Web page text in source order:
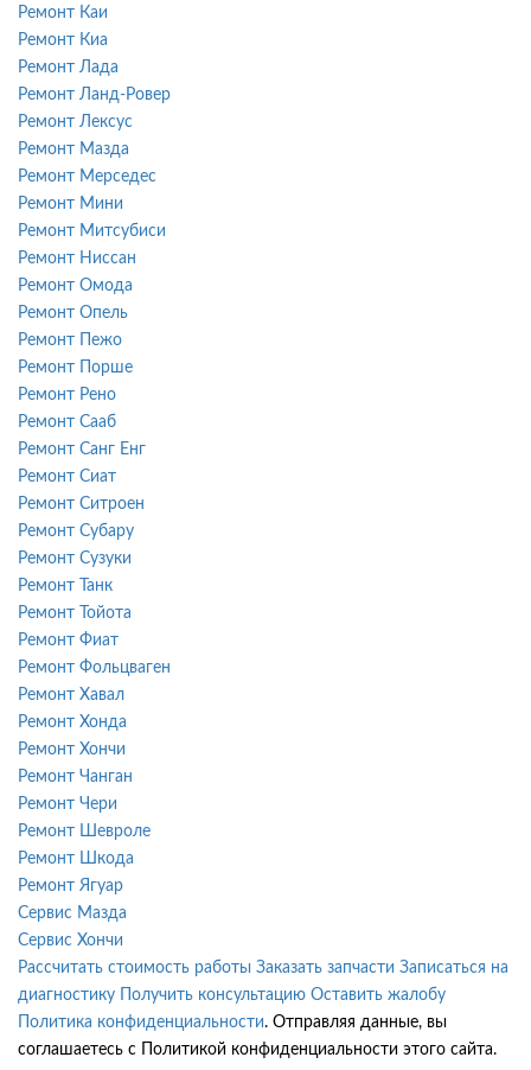
Ремонт Каи
Ремонт Киа
Ремонт Лада
Ремонт Ланд-Ровер
Ремонт Лексус
Ремонт Мазда
Ремонт Мерседес
Ремонт Мини
Ремонт Митсубиси
Ремонт Ниссан
Ремонт Омода
Ремонт Опель
Ремонт Пежо
Ремонт Порше
Ремонт Рено
Ремонт Сааб
Ремонт Санг Енг
Ремонт Сиат
Ремонт Ситроен
Ремонт Субару
Ремонт Сузуки
Ремонт Танк
Ремонт Тойота
Ремонт Фиат
Ремонт Фольцваген
Ремонт Хавал
Ремонт Хонда
Ремонт Хончи
Ремонт Чанган
Ремонт Чери
Ремонт Шевроле
Ремонт Шкода
Ремонт Ягуар
Сервис Мазда
Сервис Хончи
Рассчитать стоимость работы Заказать запчасти Записаться на
диагностику
Получить консультацию Оставить жалобу
Политика конфиденциальности. Отправляя данные, вы
соглашаетесь с Политикой конфиденциальности этого сайта.